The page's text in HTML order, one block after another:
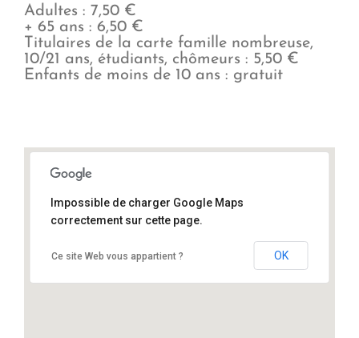
Adultes : 7,50 €
+ 65 ans : 6,50 €
Titulaires de la carte famille nombreuse,
10/21 ans, étudiants, chômeurs : 5,50 €
Enfants de moins de 10 ans : gratuit
15 rue du Lau, 91490 Milly-la-Forêt
Impossible de charger Google Maps
correctement sur cette page.
Ce site Web vous appartient ? OK